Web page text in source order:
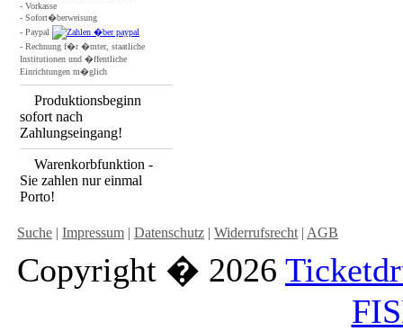
- Vorkasse
- Sofort�berweisung
- Paypal
- Rechnung f�r �mter, staatliche
Institutionen und �ffentliche
Einrichtungen m�glich
Produktionsbeginn
sofort nach
Zahlungseingang!
Warenkorbfunktion -
Sie zahlen nur einmal
Porto!
Suche | Impressum | Datenschutz | Widerrufsrecht | AGB
Copyright � 2026